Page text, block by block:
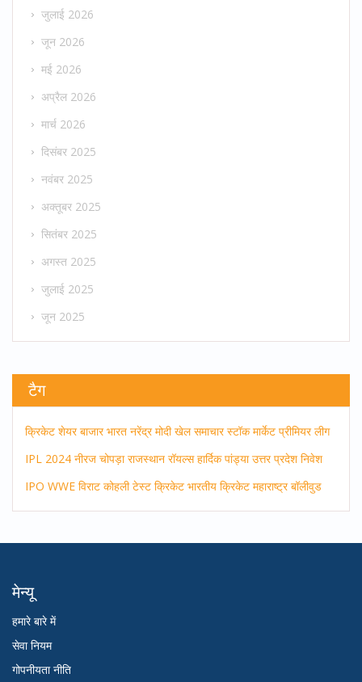
जुलाई 2026
जून 2026
मई 2026
अप्रैल 2026
मार्च 2026
दिसंबर 2025
नवंबर 2025
अक्तूबर 2025
सितंबर 2025
अगस्त 2025
जुलाई 2025
जून 2025
टैग
क्रिकेट शेयर बाजार भारत नरेंद्र मोदी खेल समाचार स्टॉक मार्केट प्रीमियर लीग
IPL 2024 नीरज चोपड़ा राजस्थान रॉयल्स हार्दिक पांड्या उत्तर प्रदेश निवेश
IPO WWE विराट कोहली टेस्ट क्रिकेट भारतीय क्रिकेट महाराष्ट्र बॉलीवुड
मेन्यू
हमारे बारे में
सेवा नियम
गोपनीयता नीति